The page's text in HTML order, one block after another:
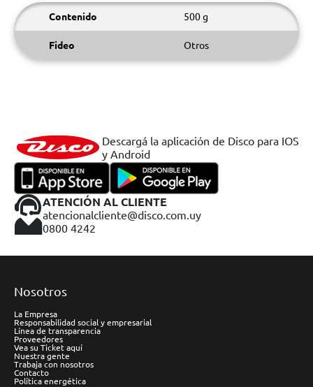
Contenido 500 g
Fideo Otros
Descargá la aplicación de Disco para IOS
y Android
ATENCIÓN AL CLIENTE
atencionalcliente@disco.com.uy
0800 4242
Nosotros
La Empresa
Responsabilidad social y empresarial
Línea de transparencia
Proveedores
Vea su Ticket aquí
Nuestra gente
Trabaja con nosotros
Contacto
Política energética